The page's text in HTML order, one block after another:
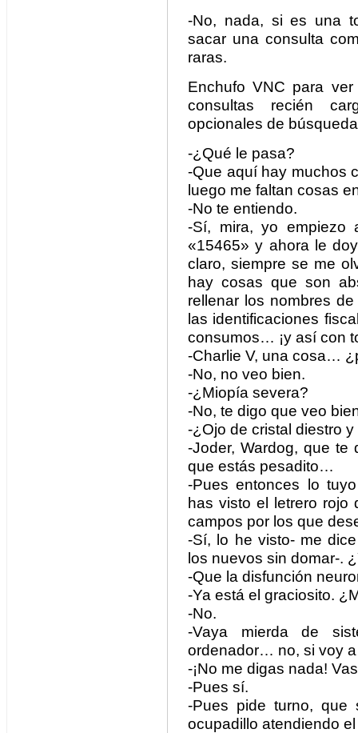
-No, nada, si es una
sacar una consulta
raras.
Enchufo VNC para
consultas recién
opcionales de
-¿Qué le pasa?
-Que aquí hay muchos
luego me faltan cosas
-No te entiendo.
-Sí, mira, yo empiezo
«15465» y ahora le
claro, siempre se me
hay cosas que son
rellenar los nombres
las identificaciones
consumos… ¡y así con
-Charlie V, una cosa…
-No, no veo bien.
-¿Miopía severa?
-No, te digo que veo
-¿Ojo de cristal diestro y
-Joder, Wardog, que te
que estás pesadito…
-Pues entonces lo
has visto el letrero rojo
campos por los que
-Sí, lo he visto- me
los nuevos sin domar-.
-Que la disfunción
-Ya está el graciosito.
-No.
-Vaya mierda de
ordenador… no, si voy
-¡No me digas nada!
-Pues sí.
-Pues pide turno,
ocupadillo atendiendo